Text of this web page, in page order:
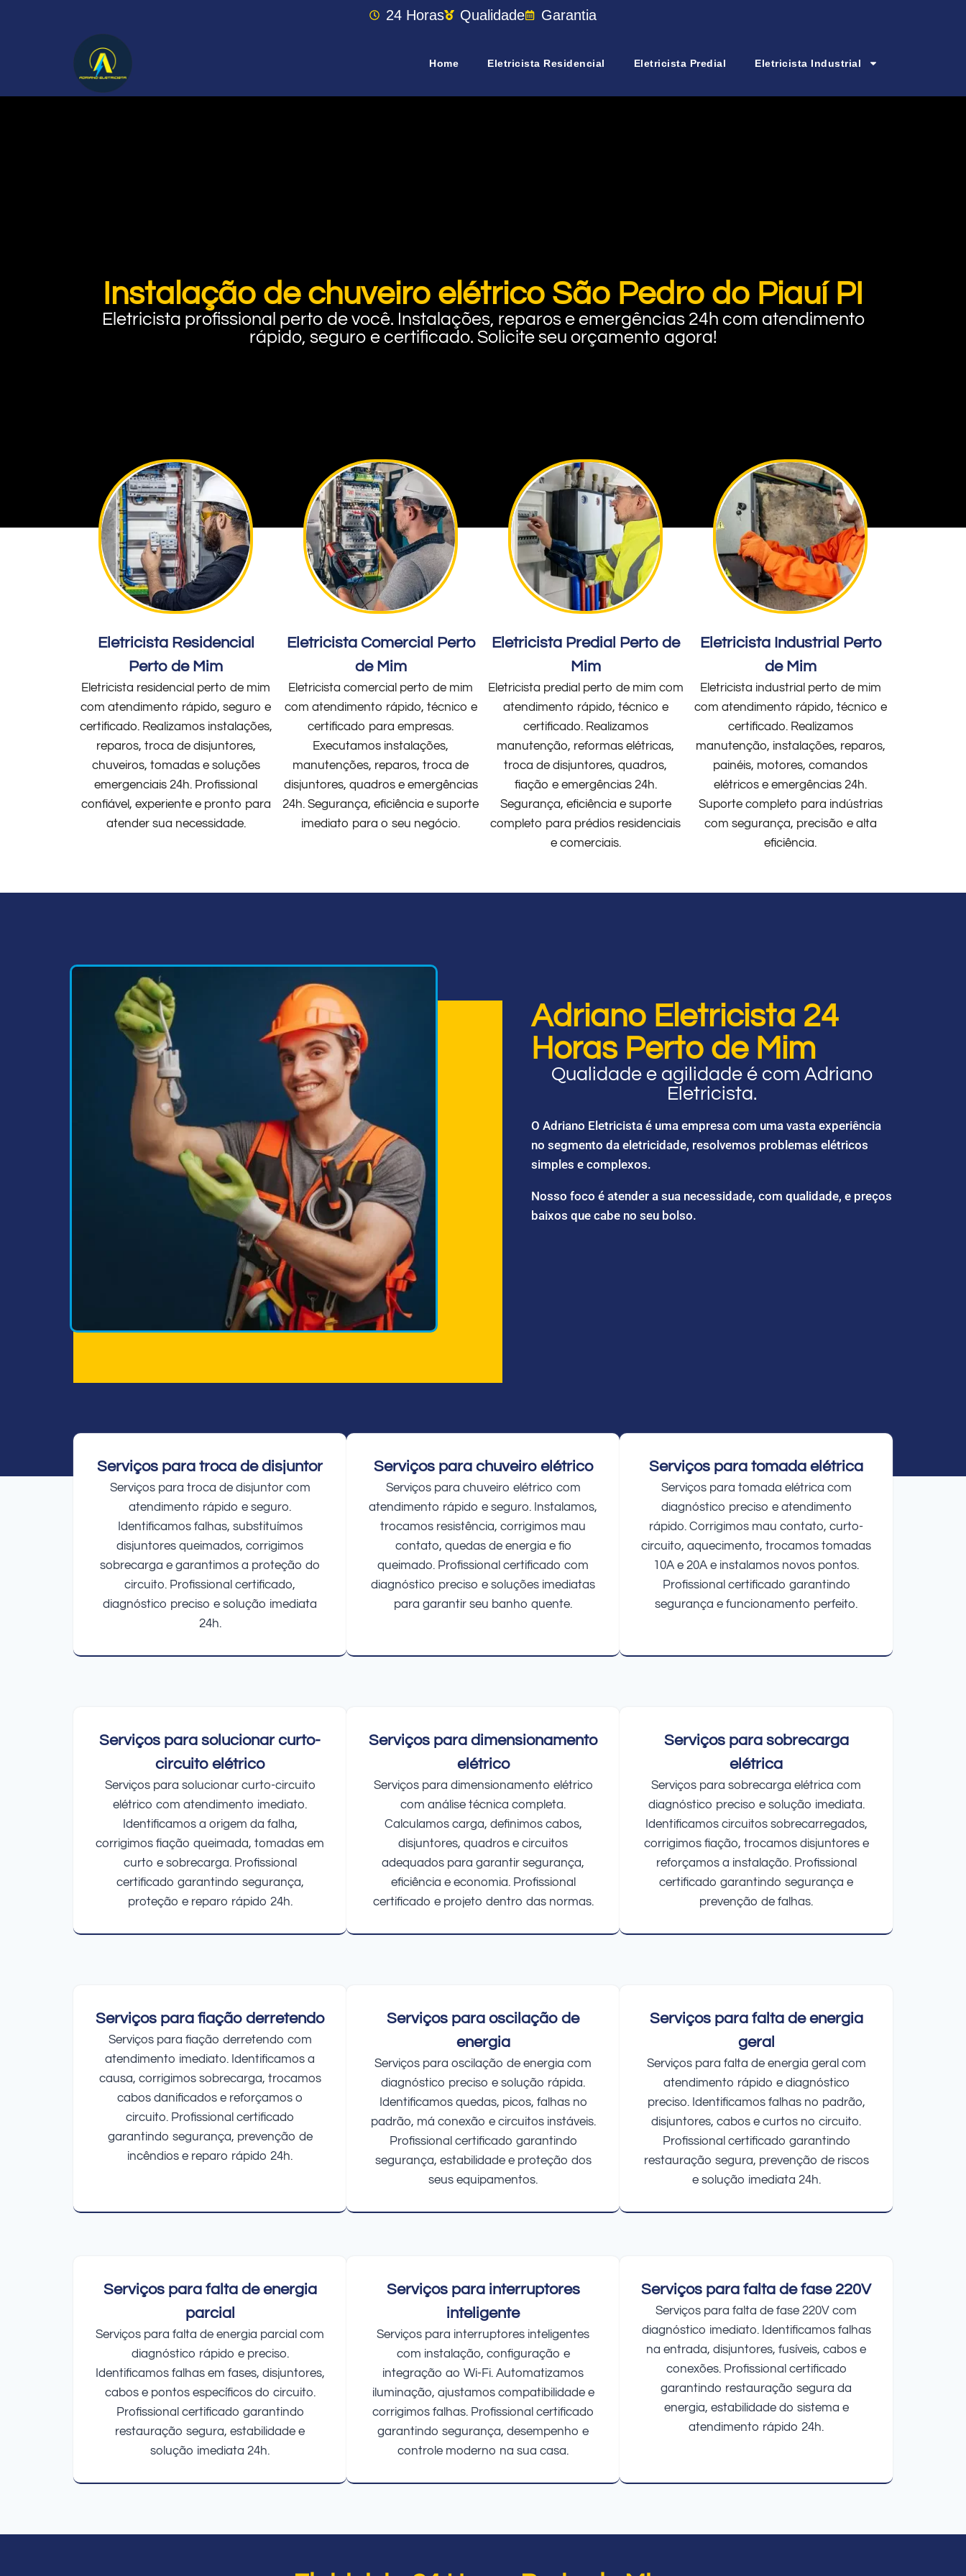
24 Horas Qualidade Garantia
Home Eletricista Residencial Eletricista Predial Eletricista Industrial
Instalação de chuveiro elétrico São Pedro do Piauí PI
Eletricista profissional perto de você. Instalações, reparos e emergências 24h com atendimento
rápido, seguro e certificado. Solicite seu orçamento agora!
Eletricista Residencial
Perto de Mim
Eletricista residencial perto de mim
com atendimento rápido, seguro e
certificado. Realizamos instalações,
reparos, troca de disjuntores,
chuveiros, tomadas e soluções
emergenciais 24h. Profissional
confiável, experiente e pronto para
atender sua necessidade.
Eletricista Comercial Perto
de Mim
Eletricista comercial perto de mim
com atendimento rápido, técnico e
certificado para empresas.
Executamos instalações,
manutenções, reparos, troca de
disjuntores, quadros e emergências
24h. Segurança, eficiência e suporte
imediato para o seu negócio.
Eletricista Predial Perto de
Mim
Eletricista predial perto de mim com
atendimento rápido, técnico e
certificado. Realizamos
manutenção, reformas elétricas,
troca de disjuntores, quadros,
fiação e emergências 24h.
Segurança, eficiência e suporte
completo para prédios residenciais
e comerciais.
Eletricista Industrial Perto
de Mim
Eletricista industrial perto de mim
com atendimento rápido, técnico e
certificado. Realizamos
manutenção, instalações, reparos,
painéis, motores, comandos
elétricos e emergências 24h.
Suporte completo para indústrias
com segurança, precisão e alta
eficiência.
Adriano Eletricista 24
Horas Perto de Mim
Qualidade e agilidade é com Adriano
Eletricista.
O Adriano Eletricista é uma empresa com uma vasta experiência
no segmento da eletricidade, resolvemos problemas elétricos
simples e complexos.
Nosso foco é atender a sua necessidade, com qualidade, e preços
baixos que cabe no seu bolso.
Serviços para troca de disjuntor
Serviços para troca de disjuntor com
atendimento rápido e seguro.
Identificamos falhas, substituímos
disjuntores queimados, corrigimos
sobrecarga e garantimos a proteção do
circuito. Profissional certificado,
diagnóstico preciso e solução imediata
24h.
Serviços para chuveiro elétrico
Serviços para chuveiro elétrico com
atendimento rápido e seguro. Instalamos,
trocamos resistência, corrigimos mau
contato, quedas de energia e fio
queimado. Profissional certificado com
diagnóstico preciso e soluções imediatas
para garantir seu banho quente.
Serviços para tomada elétrica
Serviços para tomada elétrica com
diagnóstico preciso e atendimento
rápido. Corrigimos mau contato, curto-
circuito, aquecimento, trocamos tomadas
10A e 20A e instalamos novos pontos.
Profissional certificado garantindo
segurança e funcionamento perfeito.
Serviços para solucionar curto-
circuito elétrico
Serviços para solucionar curto-circuito
elétrico com atendimento imediato.
Identificamos a origem da falha,
corrigimos fiação queimada, tomadas em
curto e sobrecarga. Profissional
certificado garantindo segurança,
proteção e reparo rápido 24h.
Serviços para dimensionamento
elétrico
Serviços para dimensionamento elétrico
com análise técnica completa.
Calculamos carga, definimos cabos,
disjuntores, quadros e circuitos
adequados para garantir segurança,
eficiência e economia. Profissional
certificado e projeto dentro das normas.
Serviços para sobrecarga
elétrica
Serviços para sobrecarga elétrica com
diagnóstico preciso e solução imediata.
Identificamos circuitos sobrecarregados,
corrigimos fiação, trocamos disjuntores e
reforçamos a instalação. Profissional
certificado garantindo segurança e
prevenção de falhas.
Serviços para fiação derretendo
Serviços para fiação derretendo com
atendimento imediato. Identificamos a
causa, corrigimos sobrecarga, trocamos
cabos danificados e reforçamos o
circuito. Profissional certificado
garantindo segurança, prevenção de
incêndios e reparo rápido 24h.
Serviços para oscilação de
energia
Serviços para oscilação de energia com
diagnóstico preciso e solução rápida.
Identificamos quedas, picos, falhas no
padrão, má conexão e circuitos instáveis.
Profissional certificado garantindo
segurança, estabilidade e proteção dos
seus equipamentos.
Serviços para falta de energia
geral
Serviços para falta de energia geral com
atendimento rápido e diagnóstico
preciso. Identificamos falhas no padrão,
disjuntores, cabos e curtos no circuito.
Profissional certificado garantindo
restauração segura, prevenção de riscos
e solução imediata 24h.
Serviços para falta de energia
parcial
Serviços para falta de energia parcial com
diagnóstico rápido e preciso.
Identificamos falhas em fases, disjuntores,
cabos e pontos específicos do circuito.
Profissional certificado garantindo
restauração segura, estabilidade e
solução imediata 24h.
Serviços para interruptores
inteligente
Serviços para interruptores inteligentes
com instalação, configuração e
integração ao Wi-Fi. Automatizamos
iluminação, ajustamos compatibilidade e
corrigimos falhas. Profissional certificado
garantindo segurança, desempenho e
controle moderno na sua casa.
Serviços para falta de fase 220V
Serviços para falta de fase 220V com
diagnóstico imediato. Identificamos falhas
na entrada, disjuntores, fusíveis, cabos e
conexões. Profissional certificado
garantindo restauração segura da
energia, estabilidade do sistema e
atendimento rápido 24h.